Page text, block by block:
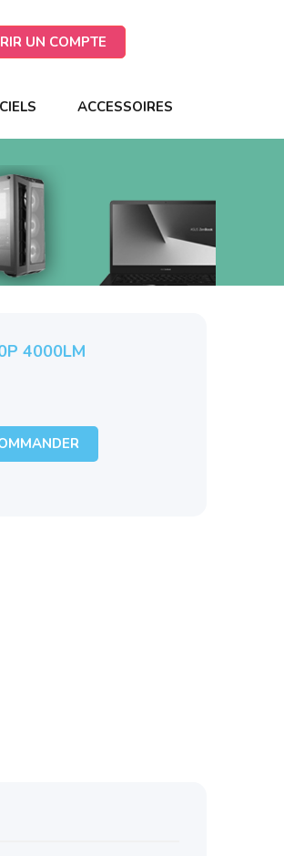
UN COMPTE
ACCESSOIRES
4000LM